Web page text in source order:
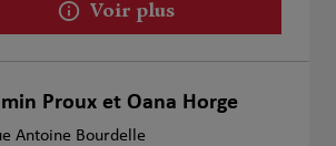
Voir plus
Proux et Oana Horge
Antoine Bourdelle